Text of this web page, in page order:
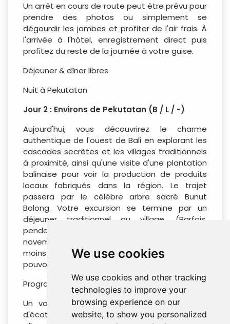
We use cookies
We use cookies and other tracking
technologies to improve your
browsing experience on our
website, to show you personalized
Un arrêt en cours de route peut être prévu pour
prendre des photos ou simplement se
dégourdir les jambes et profiter de l'air frais. À
l'arrivée à l'hôtel, enregistrement direct puis
profitez du reste de la journée à votre guise.
Déjeuner & dîner libres
Nuit à Pekutatan
Jour 2 : Environs de Pekutatan (B / L / -)
Aujourd'hui, vous découvrirez le charme
authentique de l'ouest de Bali en explorant les
cascades secrètes et les villages traditionnels
à proximité, ainsi qu'une visite d'une plantation
balinaise pour voir la production de produits
locaux fabriqués dans la région. Le trajet
passera par le célèbre arbre sacré Bunut
Bolong. Votre excursion se termine par un
déjeuner traditionnel au village. (Parfois,
pendant la saison sèche (vers octobre –
novembre), la cascade manque d'eau et est
moins intéressante à visiter. (En option, nous
pouvons proposer le programme Pulukan))
Programme optionnel :
Un voyage intéressant autour de la ferme
d'écotourisme de l'État de Pulukan dans le